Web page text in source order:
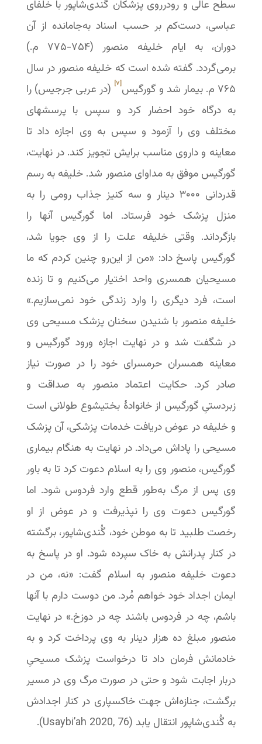
سطح عالی و رودرروی پزشکان گُندی‌شاپور با خلفای
عباسی، دست‌کم بر حسب اسناد به‌جامانده از آن
دوران، به ایام خلیفه منصور (۷۵۴-‏۷۷۵ م.)
برمی‌گردد. گفته شده است که خلیفه منصور در سال
۷۶۵ م. بیمار شد و گورگیس
[۷]
(در عربی جرجیس) را
به درگاه خود احضار کرد و سپس با پرسشهای
مختلف وی را آزمود و سپس به وی اجازه داد تا
معاینه و داروی مناسب برایش تجویز کند. در نهایت،
گورگیس موفق به مداوای منصور شد. خلیفه به رسم
قدردانی ۳۰۰۰ دینار و سه کنیز جذاب رومی را به
منزل پزشک خود فرستاد. اما گورگیس آنها را
بازگرداند. وقتی خلیفه علت را از وی جویا شد،
گورگیس پاسخ داد: «من از این‌رو چنین کردم که ما
مسیحیان همسری واحد اختیار می‌کنیم و تا زنده
است، فرد دیگری را وارد زندگی خود نمی‌سازیم.»
خلیفه منصور با شنیدن سخنان پزشک مسیحی وی
در شگفت شد و در نهایت اجازه ورود گورگیس و
معاینه همسران حرمسرای خود را در صورت نیاز
صادر کرد. ‬‬‬حکایت اعتماد منصور به صداقت و
زبردستیِ گورگیس از خانوادهٔ بختیشوع طولانی است
و خلیفه در عوض دریافت خدمات پزشکی، آن پزشک
مسیحی را پاداش می‌داد. در نهایت به هنگام بیماری
گورگیس، منصور وی را به اسلام دعوت کرد تا به باور
وی پس از مرگ به‌طور قطع وارد فردوس شود. اما
گورگیس دعوت وی را نپذیرفت و در عوض از او
رخصت طلبید تا به موطن خود، گُندی‌شاپور، برگشته
در کنار پدرانش به خاک سپرده شود. او در پاسخ به
دعوت خلیفه منصور به اسلام گفت: «نه، من در
ایمان اجداد خود خواهم مُرد. من دوست دارم با آنها
باشم، چه در فردوس باشند چه در دوزخ.» در نهایت
منصور مبلغ ده‌ هزار دینار به وی پرداخت کرد و به
خادمانش فرمان داد تا درخواست پزشک مسیحیِ
دربار اجابت شود و حتی در صورت مرگ وی در مسیر
برگشت، جنازه‌اش جهت خاکسپاری در کنار اجدادش
به گُندی‌شاپور انتقال یابد (Usaybi’ah 2020, 76).